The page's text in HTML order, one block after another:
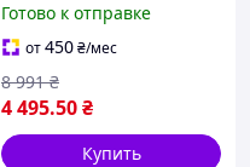
профессиональные
полировальные машинки
Sho
Готово к отправке
от450₴/мес
4 495.50₴
8 991 ₴
Купить